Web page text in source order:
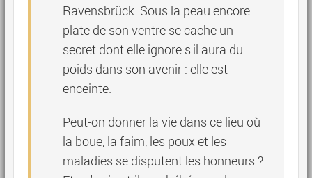
Ravensbrück. Sous la peau encore
plate de son ventre se cache un
secret dont elle ignore s'il aura du
poids dans son avenir : elle est
enceinte.
Peut-on donner la vie dans ce lieu où
la boue, la faim, les poux et les
maladies se disputent les honneurs ?